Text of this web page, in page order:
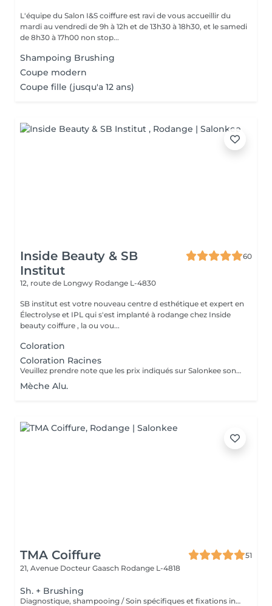
L'équipe du Salon I&S coiffure est ravi de vous accueillir du
mardi au vendredi de 9h à 12h et de 13h30 à 18h30, et le samedi
de 8h30 à 17h00 non stop...
Shampoing Brushing
Coupe modern
Coupe fille (jusqu'a 12 ans)
Inside Beauty & SB
Institut
60
12, route de Longwy Rodange L-4830
SB institut est votre nouveau centre d esthétique et expert en
Électrolyse et IPL qui s'est implanté à rodange chez Inside
beauty coiffure , la ou vou...
Coloration
Coloration Racines
Veuillez prendre note que les prix indiqués sur Salonkee sont communiqués à titre informatif et s'entendent de base. Ces derniers sont susceptibles de varier selon le diagnostic réalisé à votre arrivée au salon et l'expertise du professionnel à qui vous confiez votre beauté. Dans tous les cas, un devis précis vous sera proposé et toutes réalisations de prestations seront effectuées avec votre accord. Un grand merci d'avance pour votre compréhension. Au plaisir de vous recevoir très vite.
Mèche Alu.
TMA Coiffure
51
21, Avenue Docteur Gaasch Rodange L-4818
Sh. + Brushing
Diagnostique, shampooing / Soin spécifiques et fixations inclus